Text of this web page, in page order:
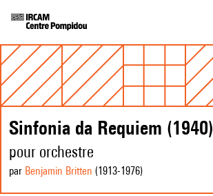
Sinfonia da Requiem (1940)
pour orchestre
par Benjamin Britten (1913-1976)